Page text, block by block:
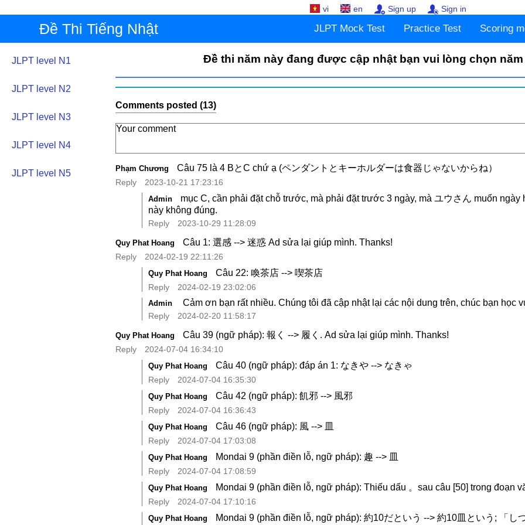
vi en Sign up Sign in
Đề Thi Tiếng Nhật JLPT Mock Test Practice Test Scoring
JLPT level N1
JLPT level N2
JLPT level N3
JLPT level N4
JLPT level N5
Đề thi năm này đang được cập nhật bạn vui lòng chọn
Comments posted (13)
Phạm Chương Câu 75 là 4 BとC chứ ạ (ペンダントとキーホルダーは食器じゃないからね）
Reply 2023-10-21 17:23:16
Admin
mục C, cần phải đặt chỗ trước, mà phải đặt trước 3 ngày, mà ユウさん muốn ngày
này không đúng.
Reply 2023-10-29 11:28:09
Quy Phat Hoang Câu 1: 選感 --> 迷惑 Ad sửa lại giúp mình. Thanks!
Reply 2024-02-19 22:11:26
Quy Phat Hoang Câu 22: 喚茶店 --> 喫茶店
Reply 2024-02-19 23:02:06
Admin Cảm ơn bạn rất nhiều. Chúng tôi đã cập nhật lại các nội dung trên, chúc bạn học
Reply 2024-02-20 11:58:17
Quy Phat Hoang Câu 39 (ngữ pháp): 報く --> 履く. Ad sửa lại giúp mình. Thanks!
Reply 2024-07-04 16:34:10
Quy Phat Hoang Câu 40 (ngữ pháp): đáp án 1: なきや --> なきゃ
Reply 2024-07-04 16:35:30
Quy Phat Hoang Câu 42 (ngữ pháp): 飢邪 --> 風邪
Reply 2024-07-04 16:36:43
Quy Phat Hoang Câu 46 (ngữ pháp): 風 --> 皿
Reply 2024-07-04 17:03:08
Quy Phat Hoang Mondai 9 (phần điền lỗ, ngữ pháp): 趣 --> 皿
Reply 2024-07-04 17:08:59
Quy Phat Hoang Mondai 9 (phần điền lỗ, ngữ pháp): Thiếu dấu 。sau câu [50] trong đoạn
Reply 2024-07-04 17:10:16
Quy Phat Hoang Mondai 9 (phần điền lỗ, ngữ pháp): 約10だという --> 約10皿という; 「し